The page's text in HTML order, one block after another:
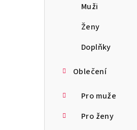
Muži
Ženy
Doplňky
Oblečení
Pro muže
Pro ženy